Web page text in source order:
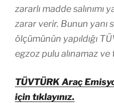
zararlı madde salınımı
zarar verir. Bunun yanı
ölçümünün yapıldığı
egzoz pulu alınamaz ve
TÜVTÜRK Araç
için tıklayınız.